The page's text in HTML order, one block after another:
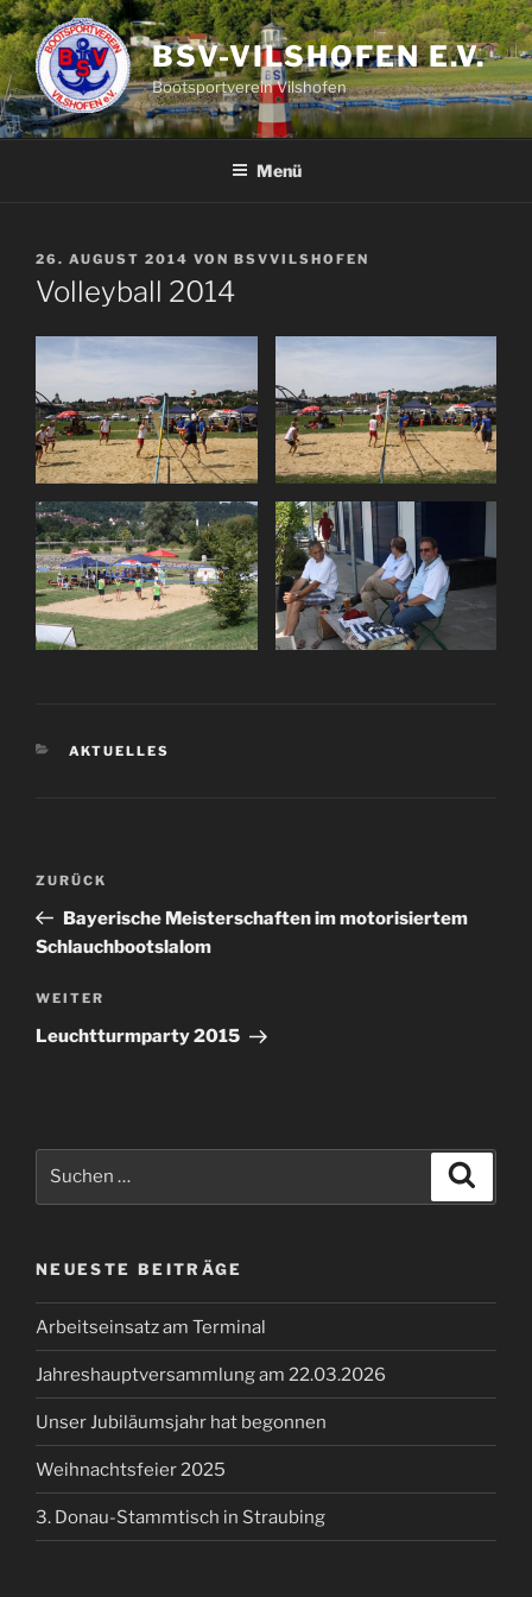
Zum
Inhalt
springen
BSV-VILSHOFEN E.V.
Bootsportverein Vilshofen
Menü
VERÖFFENTLICHT
AM
26. AUGUST 2014 VON BSVVILSHOFEN
Volleyball 2014
KATEGORIEN
AKTUELLES
Beitragsnavigation
Vorheriger
Beitrag
ZURÜCK
Bayerische Meisterschaften im motorisiertem
Schlauchbootslalom
Nächster
Beitrag
WEITER
Leuchtturmparty 2015
NEUESTE BEITRÄGE
Arbeitseinsatz am Terminal
Jahreshauptversammlung am 22.03.2026
Unser Jubiläumsjahr hat begonnen
Weihnachtsfeier 2025
3. Donau-Stammtisch in Straubing